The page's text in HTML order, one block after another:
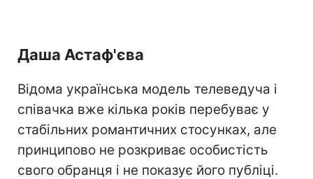
Даша Астаф'єва
Відома українська модель телеведуча і
співачка вже кілька років перебуває у
стабільних романтичних стосунках, але
принципово не розкриває особистість
свого обранця і не показує його публіці.